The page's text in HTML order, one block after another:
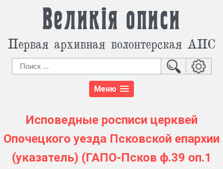
Великія описи
Первая архивная волонтерская АИС
Меню
Исповедные росписи церквей
Опочецкого уезда Псковской епархии
(указатель) (ГАПО-Псков ф.39 оп.1